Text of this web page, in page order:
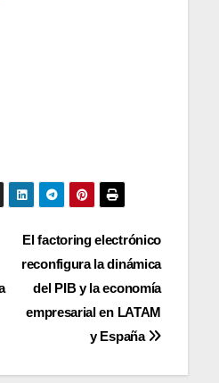
El factoring electrónico
reconfigura la dinámica
del PIB y la economía
empresarial en LATAM
y España